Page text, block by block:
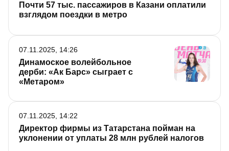
Почти 57 тыс. пассажиров в Казани оплатили
взглядом поездки в метро
Динамоское волейбольное
дерби: «Ак Барс» сыграет с
«Метаром»
07.11.2025, 14:26
Директор фирмы из Татарстана пойман на
уклонении от уплаты 28 млн рублей налогов
07.11.2025, 14:22